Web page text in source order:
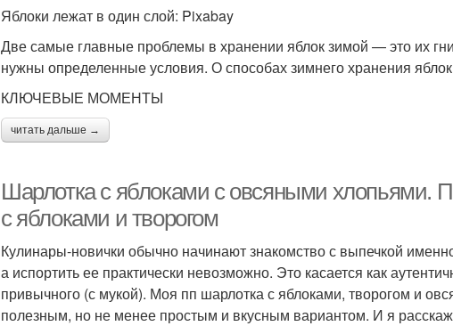
Яблоки лежат в один слой: Pixabay
Две самые главные проблемы в хранении яблок зимой — это их
нужны определенные условия. О способах зимнего хранения
КЛЮЧЕВЫЕ МОМЕНТЫ
читать дальше →
Шарлотка с яблоками с овсяными хлопьями.
с яблоками и творогом
Кулинары-новички обычно начинают знакомство с выпечкой
а испортить ее практически невозможно. Это касается как
привычного (с мукой). Моя пп шарлотка с яблоками, творогом и
полезным, но не менее простым и вкусным вариантом. И я